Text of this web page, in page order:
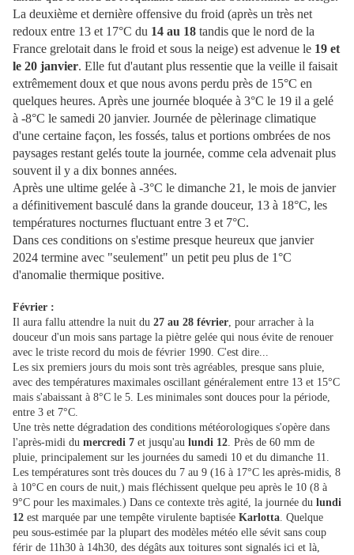
La deuxième et dernière offensive du froid (après un très net
redoux entre 13 et 17°C du 14 au 18 tandis que le nord de la
France grelotait dans le froid et sous la neige) est advenue le 19 et
le 20 janvier. Elle fut d'autant plus ressentie que la veille il faisait
extrêmement doux et que nous avons perdu près de 15°C en
quelques heures. Après une journée bloquée à 3°C le 19 il a gelé
à -8°C le samedi 20 janvier. Journée de pèlerinage climatique
d'une certaine façon, les fossés, talus et portions ombrées de nos
paysages restant gelés toute la journée, comme cela advenait plus
souvent il y a dix bonnes années.
Après une ultime gelée à -3°C le dimanche 21, le mois de janvier
a définitivement basculé dans la grande douceur, 13 à 18°C, les
températures nocturnes fluctuant entre 3 et 7°C.
Dans ces conditions on s'estime presque heureux que janvier
2024 termine avec "seulement" un petit peu plus de 1°C
d'anomalie thermique positive.
Février :
Il aura fallu attendre la nuit du 27 au 28 février, pour arracher à la
douceur d'un mois sans partage la piètre gelée qui nous évite de renouer
avec le triste record du mois de février 1990. C'est dire...
Les six premiers jours du mois sont très agréables, presque sans pluie,
avec des températures maximales oscillant généralement entre 13 et 15°C
mais s'abaissant à 8°C le 5. Les minimales sont douces pour la période,
entre 3 et 7°C.
Une très nette dégradation des conditions météorologiques s'opère dans
l'après-midi du mercredi 7 et jusqu'au lundi 12. Près de 60 mm de
pluie, principalement sur les journées du samedi 10 et du dimanche 11.
Les températures sont très douces du 7 au 9 (16 à 17°C les après-midis, 8
à 10°C en cours de nuit,) mais fléchissent quelque peu après le 10 (8 à
9°C pour les maximales.) Dans ce contexte très agité, la journée du lundi
12 est marquée par une tempête virulente baptisée Karlotta. Quelque
peu sous-estimée par la plupart des modèles météo elle sévit sans coup
férir de 11h30 à 14h30, des dégâts aux toitures sont signalés ici et là,